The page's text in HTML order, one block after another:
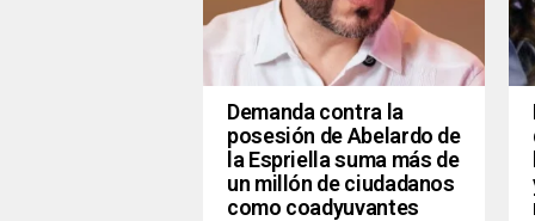
Demanda contra la
posesión de Abelardo de
la Espriella suma más de
un millón de ciudadanos
como coadyuvantes